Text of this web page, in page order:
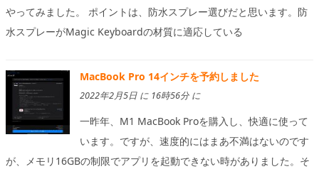
やってみました。 ポイントは、防水スプレー選びだと思います。防
水スプレーがMagic Keyboardの材質に適応している
MacBook Pro 14インチを予約しました
2022年2月5日 に 16時56分 に
一昨年、M1 MacBook Proを購入し、快適に使って
います。ですが、速度的にはまあ不満はないのです
が、メモリ16GBの制限でアプリを起動できない時がありました。そ